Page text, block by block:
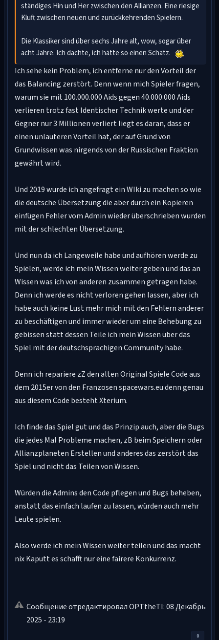
ständiges Hin und Her zwischen den Allianzen. Eine riesige
Kluft zwischen neuen und zurückkehrenden Spielern.
Die Klassiker sind über sechs Jahre alt, wow, sogar über
acht Jahre. Ich dachte, ich hätte so einen Schatz.
Ich sehe kein Problem, ich entferne nur den Vorteil der
das Balancing zerstört. Denn wenn mich Spieler fragen,
warum sie mit 100.000.000 Aids gegen 40.000.000 Aids
verlieren trotz fast Identischer Technik werte und der
Gegner nur 3 Millionen verliert liegt es daran, dass er
einen unlauteren Vorteil hat, der auf Grund von
Grundwissen was nirgends von der Russischen Fraktion
gewährt wird.
Und 2019 wurde ich angefragt ein WIki zu machen so wie
die deutsche Übersetzung die aber durch ein Kopieren
einfügen Fehler vom Admin wieder überschrieben wurden
mit der schlechten Übersetzung.
Und nun da ich Langeweile habe und aufhören werde zu
Spielen, werde ich mein Wissen weiter geben und das an
Wissen was ich von anderen zusammen getragen habe.
Denn ich werde es nicht verloren gehen lassen, aber ich
habe auch keine Lust mehr mich mit den Fehlern anderer
zu beschäftigen und immer wieder um eine Behebung zu
gebissen statt dessen Teile ich mein Wissen über das
Spiel mit der deutschsprachigen Community habe.
Denn ich repariere zZ den alten Original Spiele Code aus
dem 2015er von den Franzosen spacewars.eu denn genau
aus diesem Code besteht Xterium.
Ich finde das Spiel gut und das Prinzip auch, aber die Bugs
die jedes Mal Probleme machen, zB beim Speichern oder
Allianzplaneten Erstellen und anderes das zerstört das
Spiel und nicht das Teilen von Wissen.
Würden die Admins den Code pflegen und Bugs beheben,
anstatt das einfach laufen zu lassen, würden auch mehr
Leute spielen.
Also werde ich mein Wissen weiter teilen und das macht
nix Kaputt es schafft nur eine fairere Konkurrenz.
Сообщение отредактировал OPTtheTI: 08 Декабрь
2025 - 23:19
0